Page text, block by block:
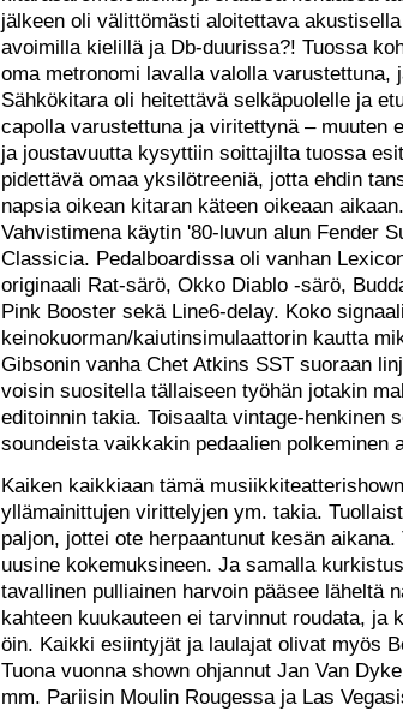
jälkeen oli välittömästi aloitettava
avoimilla kielillä ja Db-duurissa?! Tuossa
oma metronomi lavalla valolla varustettuna,
Sähkökitara oli heitettävä selkäpuolelle ja
capolla varustettuna ja viritettynä – muuten
ja joustavuutta kysyttiin soittajilta tuossa
pidettävä omaa yksilötreeniä, jotta ehdin
napsia oikean kitaran käteen oikeaan aikaan.
Vahvistimena käytin '80-luvun alun Fender
Classicia. Pedalboardissa oli vanhan
originaali Rat-särö, Okko Diablo -särö,
Pink Booster sekä Line6-delay. Koko
keinokuorman/kaiutinsimulaattorin kautta
Gibsonin vanha Chet Atkins SST suoraan
voisin suositella tällaiseen työhän jotakin
editoinnin takia. Toisaalta vintage-
soundeista vaikkakin pedaalien polkeminen
Kaiken kaikkiaan tämä
yllämainittujen virittelyjen ym. takia.
paljon, jottei ote herpaantunut kesän
uusine kokemuksineen. Ja samalla
tavallinen pulliainen harvoin pääsee läheltä
kahteen kuukauteen ei tarvinnut roudata, ja
öin. Kaikki esiintyjät ja laulajat olivat myös
Tuona vuonna shown ohjannut Jan Van
mm. Pariisin Moulin Rougessa ja Las